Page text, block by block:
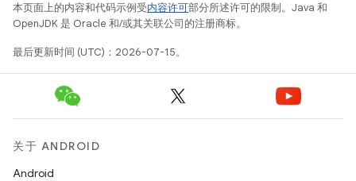
本页面上的内容和代码示例受内容许可部分所述许可的限制。Java 和
OpenJDK 是 Oracle 和/或其关联公司的注册商标。
最后更新时间 (UTC)：2026-07-15。
关于 ANDROID
Android